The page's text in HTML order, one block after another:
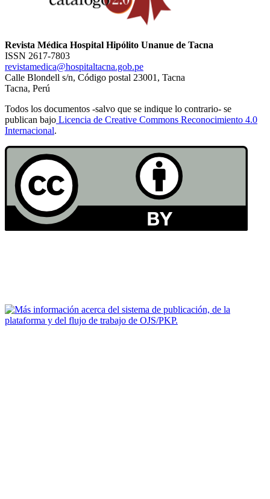
Revista Médica Hospital Hipólito Unanue de Tacna
ISSN 2617-7803
revistamedica@hospitaltacna.gob.pe
Calle Blondell s/n, Código postal 23001, Tacna
Tacna, Perú
Todos los documentos -salvo que se indique lo contrario- se
publican bajo Licencia de Creative Commons Reconocimiento 4.0
Internacional.